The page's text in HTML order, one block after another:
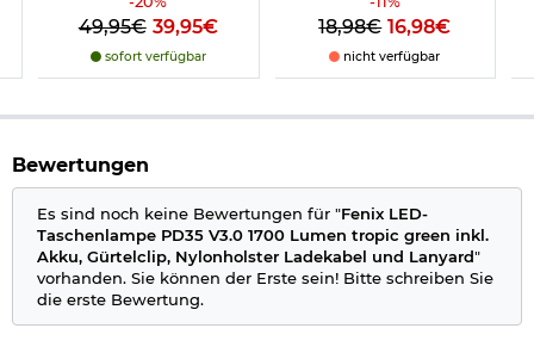
Mikro-USB Ladekabel
Gürtelclip
Lanyard
Bedienungsanleitung
Leistung und Laufzeit:
Turbo / 1700 Lumen / ca. 1 Std. 25 Min. / 357 Meter
High / 600 Lumen / ca. 2 Std. 35 Min. / 216 Meter
Med / 150 Lumen / ca. 8 Std. 30 Min. / 109 Meter
Low / 50 Lumen / ca. 26 Std. 25 Min. / 63 Meter
Eco / 5 Lumen / ca. 230 Stunden / 20 Meter
49,95€ 39,95€
sofort verfügbar
18,98€ 16,98€
nicht verfügbar
Bewertungen
Es sind noch keine Bewertungen für "Fenix LED-
Taschenlampe PD35 V3.0 1700 Lumen tropic green inkl.
Akku, Gürtelclip, Nylonholster Ladekabel und Lanyard"
vorhanden. Sie können der Erste sein! Bitte schreiben Sie
die erste Bewertung.